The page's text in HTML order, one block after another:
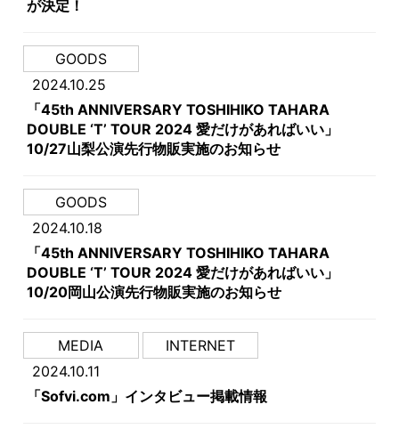
が決定！
GOODS
2024.10.25
「45th ANNIVERSARY TOSHIHIKO TAHARA
DOUBLE ‘T’ TOUR 2024 愛だけがあればいい」
10/27山梨公演先行物販実施のお知らせ
GOODS
2024.10.18
「45th ANNIVERSARY TOSHIHIKO TAHARA
DOUBLE ‘T’ TOUR 2024 愛だけがあればいい」
10/20岡山公演先行物販実施のお知らせ
MEDIA
INTERNET
2024.10.11
「Sofvi.com」インタビュー掲載情報